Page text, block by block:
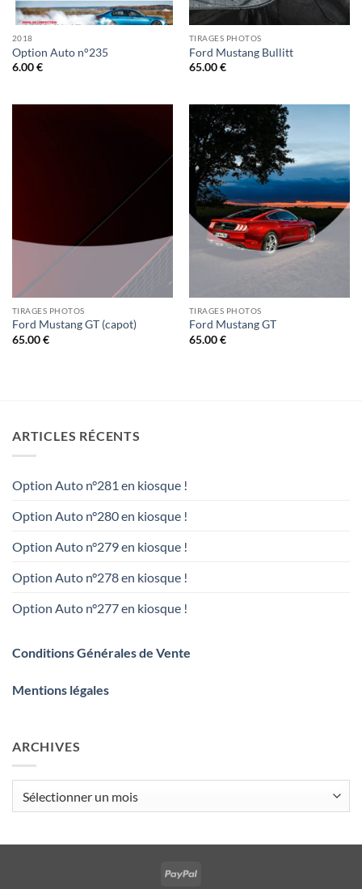
2018
Option Auto n°235
6.00€
TIRAGES PHOTOS
Ford Mustang Bullitt
65.00€
TIRAGES PHOTOS
Ford Mustang GT (capot)
65.00€
TIRAGES PHOTOS
Ford Mustang GT
65.00€
ARTICLES RÉCENTS
Option Auto n°281 en kiosque !
Option Auto n°280 en kiosque !
Option Auto n°279 en kiosque !
Option Auto n°278 en kiosque !
Option Auto n°277 en kiosque !
Conditions Générales de Vente
Mentions légales
ARCHIVES
PayPal